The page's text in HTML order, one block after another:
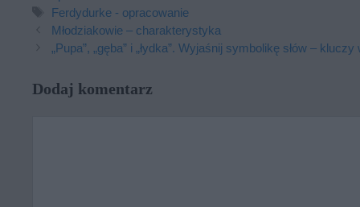
Tagi
Ferdydurke - opracowanie
Młodziakowie – charakterystyka
„Pupa”, „gęba” i „łydka”. Wyjaśnij symbolikę słów –
Dodaj komentarz